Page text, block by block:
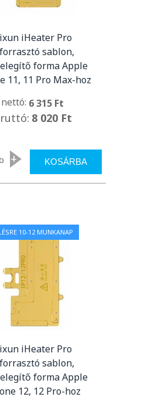
iHeater Pro
sablon,
forma Apple
11, 11 Pro Max-hoz
nettó: 6 315 Ft
8 020 Ft
+ KOSÁRBA
10-12 MUNKANAP
iHeater Pro
sablon,
forma Apple
12, 12 Pro-hoz